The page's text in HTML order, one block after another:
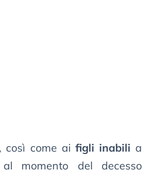
, così come ai figli inabili a
momento del decesso